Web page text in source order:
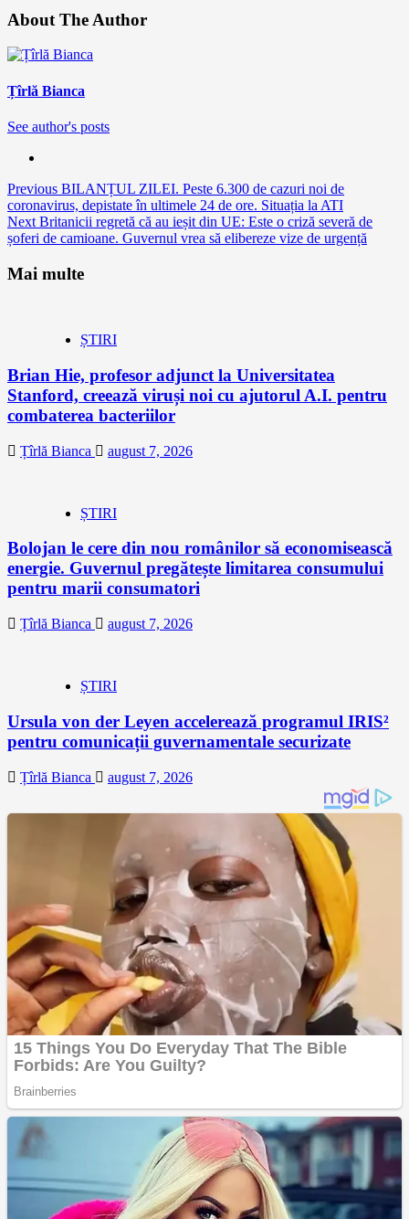
About The Author
Țîrlă Bianca
See author's posts
Continue
Reading
Previous BILANȚUL ZILEI. Peste 6.300 de cazuri noi de
coronavirus, depistate în ultimele 24 de ore. Situația la ATI
Next Britanicii regretă că au ieșit din UE: Este o criză severă de
șoferi de camioane. Guvernul vrea să elibereze vize de urgență
Mai multe
ȘTIRI
Brian Hie, profesor adjunct la Universitatea
Stanford, creează viruși noi cu ajutorul A.I. pentru
combaterea bacteriilor
Țîrlă Bianca august 7, 2026
ȘTIRI
Bolojan le cere din nou românilor să economisească
energie. Guvernul pregătește limitarea consumului
pentru marii consumatori
Țîrlă Bianca august 7, 2026
ȘTIRI
Ursula von der Leyen accelerează programul IRIS²
pentru comunicații guvernamentale securizate
Țîrlă Bianca august 7, 2026